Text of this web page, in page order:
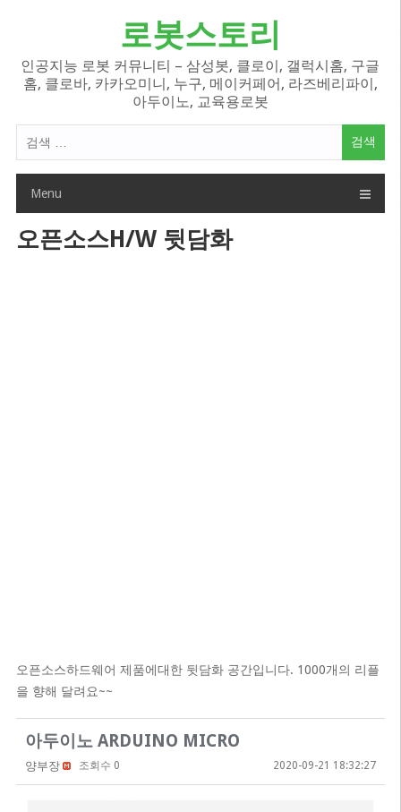
로봇스토리
인공지능 로봇 커뮤니티 – 삼성봇, 클로이, 갤럭시홈, 구글
홈, 클로바, 카카오미니, 누구, 메이커페어, 라즈베리파이,
아두이노, 교육용로봇
색
Menu
오픈소스H/W 뒷담화
오픈소스하드웨어 제품에대한 뒷담화 공간입니다. 1000개의 리플
을 향해 달려요~~
아두이노 ARDUINO MICRO
양부장 조회수 0 2020-09-21 18:32:27